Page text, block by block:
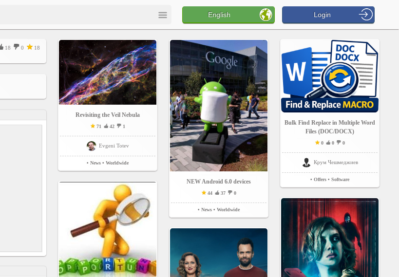
English Login
18 0 18
Revisiting the Veil Nebula
71 42 1
Evgeni Totev
• News • Worldwide
NEW Android 6.0 devices
44 37 0
• News • Worldwide
Bulk Find Replace in Multiple Word
Files (DOC/DOCX)
0 0 0
Крум Чешмеджиев
• Offers • Software